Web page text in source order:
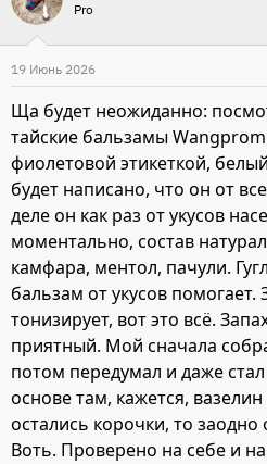
к
и
и
:
Pro
19 Июнь 2026
Ща будет неожиданно:
тайские бальзамы
фиолетовой этикеткой,
будет написано, что он от
деле он как раз от укусов
моментально, состав
камфара, ментол, пачули.
бальзам от укусов помогает.
тонизирует, вот это всё.
приятный. Мой сначала
потом передумал и даже
основе там, кажется, вазелин
остались корочки, то заодно
Воть. Проверено на себе и